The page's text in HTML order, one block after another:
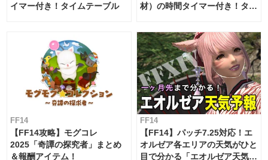
イマー付き！タイムテーブル
材）の時間タイマー付き！タイ
FF14
【FF14攻略】モグコレ
2025「奇譚の探究者」まとめ
＆報酬アイテム！
FF14
【FF14】パッチ7.25対応！エ
オルゼア各エリアの天気がひと
目で分かる「エオルゼア天気予